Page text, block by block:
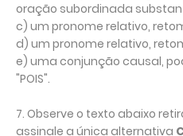
oração subordinada
c) um pronome relativo,
d) um pronome relativo,
e) uma conjunção causal,
"POIS".
7. Observe o texto abaixo
assinale a única alternativa